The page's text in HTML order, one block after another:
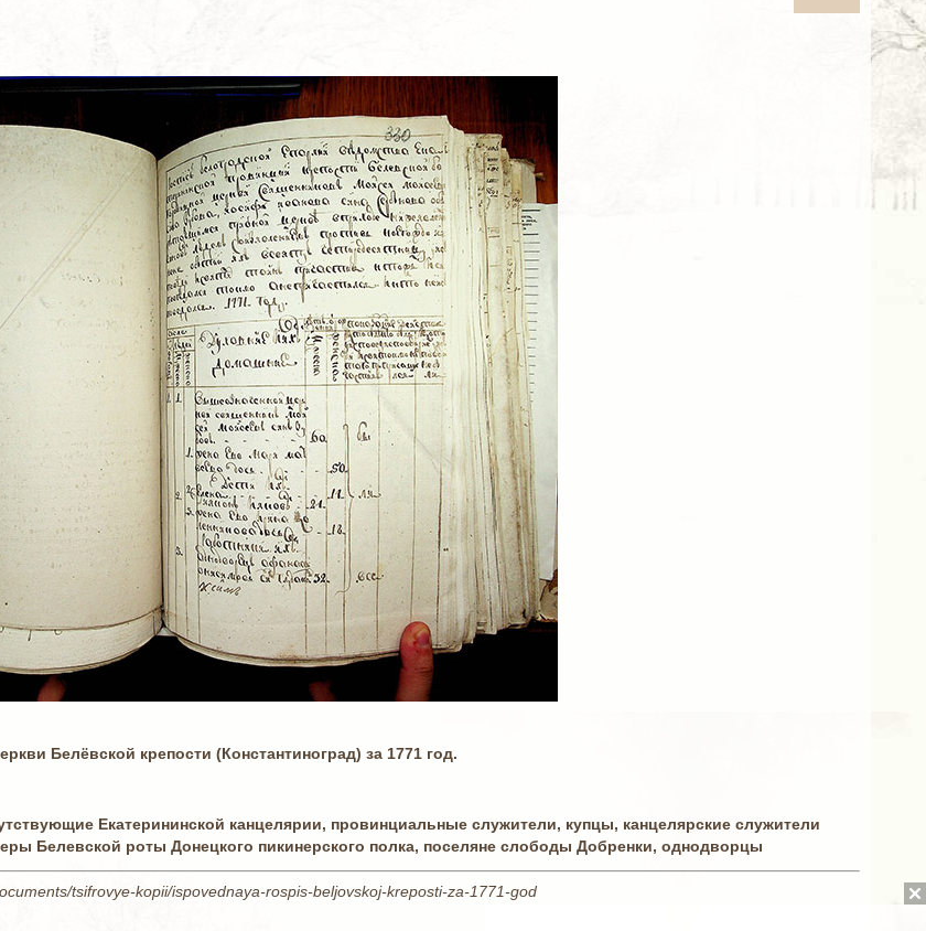
Белёвской крепости (Константиноград) за 1771 год.
Екатерининской канцелярии, провинциальные служители, купцы, канцелярские служители
Белевской роты Донецкого пикинерского полка, поселяне слободы Добренки, однодворцы
tsifrovye-kopii/ispovednaya-rospis-beljovskoj-kreposti-za-1771-god